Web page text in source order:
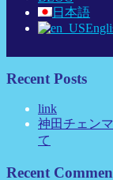
日本語
イリラックス
Recent Posts
link
神田チェン
て
Recent